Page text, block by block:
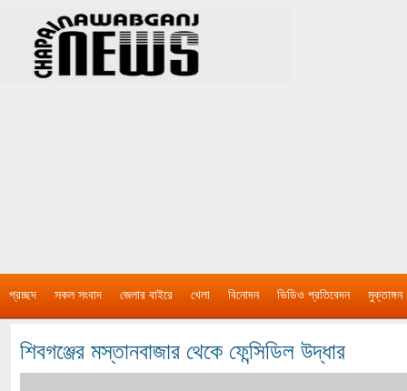
প্রচ্ছদ সকল সংবাদ জেলার বাইরে খেলা বিনোদন ভিডিও প্রতিবেদন মুক্তাঙ্গন
শিবগঞ্জের মস্তানবাজার থেকে ফেন্সিডিল উদ্ধার